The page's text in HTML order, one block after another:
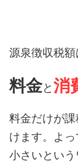
源泉徴収税額
料金と消
料金だけが
けます。よ
小さいという